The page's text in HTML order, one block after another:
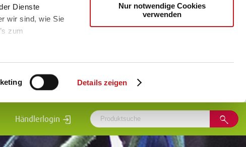
Dienste
wir sind, wie Sie
zum
Details zeigen
Nur notwendige Cookies
verwenden
Händlerlogin